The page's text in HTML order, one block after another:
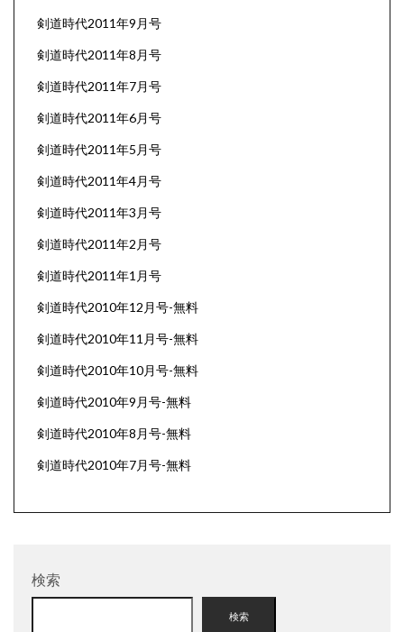
剣道時代2011年9月号
剣道時代2011年8月号
剣道時代2011年7月号
剣道時代2011年6月号
剣道時代2011年5月号
剣道時代2011年4月号
剣道時代2011年3月号
剣道時代2011年2月号
剣道時代2011年1月号
剣道時代2010年12月号-無料
剣道時代2010年11月号-無料
剣道時代2010年10月号-無料
剣道時代2010年9月号-無料
剣道時代2010年8月号-無料
剣道時代2010年7月号-無料
検索
検索